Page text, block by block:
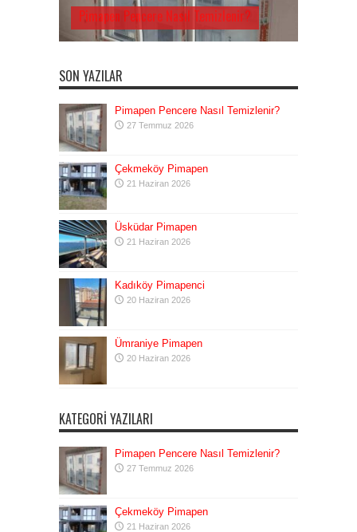
Pimapen Pencere Nasıl Temizlenir?
SON YAZILAR
Pimapen Pencere Nasıl Temizlenir?
27 Temmuz 2026
Çekmeköy Pimapen
21 Haziran 2026
Üsküdar Pimapen
21 Haziran 2026
Kadıköy Pimapenci
20 Haziran 2026
Ümraniye Pimapen
20 Haziran 2026
KATEGORI YAZILARI
Pimapen Pencere Nasıl Temizlenir?
27 Temmuz 2026
Çekmeköy Pimapen
21 Haziran 2026